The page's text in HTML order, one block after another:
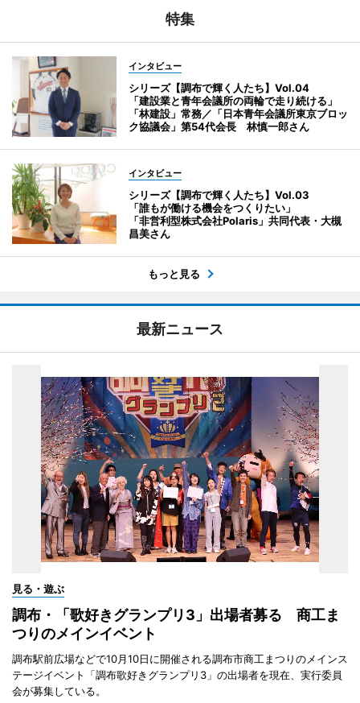
特集
インタビュー
シリーズ【調布で輝く人たち】Vol.04
「建設業と青年会議所の両輪で走り続ける」
「林建設」常務／「日本青年会議所東京ブロッ
ク協議会」第54代会長 林慎一郎さん
インタビュー
シリーズ【調布で輝く人たち】Vol.03
「誰もが働ける機会をつくりたい」
「非営利型株式会社Polaris」共同代表・大槻
昌美さん
もっと見る
最新ニュース
見る・遊ぶ
調布・「歌好きグランプリ3」出場者募る 商工ま
つりのメインイベント
調布駅前広場などで10月10日に開催される調布市商工まつりのメインス
テージイベント「調布歌好きグランプリ3」の出場者を現在、実行委員
会が募集している。